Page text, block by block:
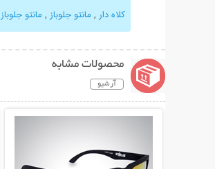
کلاه دار , مانتو جلوباز , مانتو جلوباز 2018
محصولات مشابه
آرشیو